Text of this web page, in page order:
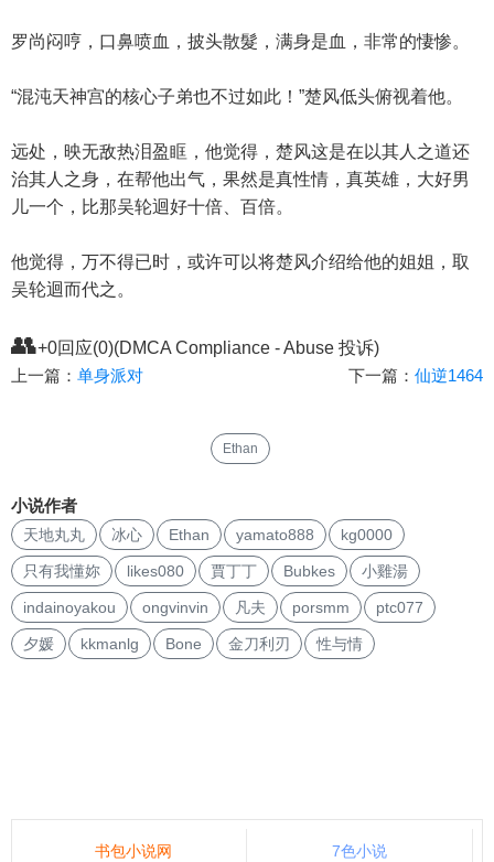
罗尚闷哼，口鼻喷血，披头散髮，满身是血，非常的悽惨。
“混沌天神宫的核心子弟也不过如此！”楚风低头俯视着他。
远处，映无敌热泪盈眶，他觉得，楚风这是在以其人之道还
治其人之身，在帮他出气，果然是真性情，真英雄，大好男
儿一个，比那吴轮迴好十倍、百倍。
他觉得，万不得已时，或许可以将楚风介绍给他的姐姐，取
吴轮迴而代之。
👥+0回应(0)(DMCA Compliance - Abuse 投诉)
上一篇： 单身派对 下一篇： 仙逆1464
Ethan
小说作者
天地丸丸 冰心 Ethan yamato888 kg0000
只有我懂妳 likes080 賈丁丁 Bubkes 小雞湯
indainoyakou ongvinvin 凡夫 porsmm ptc077
夕媛 kkmanlg Bone 金刀利刃 性与情
书包小说网 7色小说